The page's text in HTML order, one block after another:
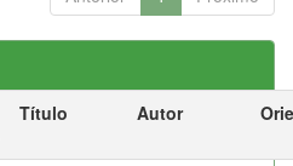
Título Autor